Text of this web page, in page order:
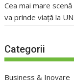
Cea mai mare
va prinde viață la
Categorii
Business & Inovare